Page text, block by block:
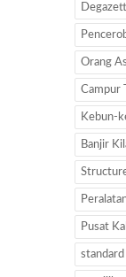
Orang
Campur
Kebun-
Banjir
Pusat